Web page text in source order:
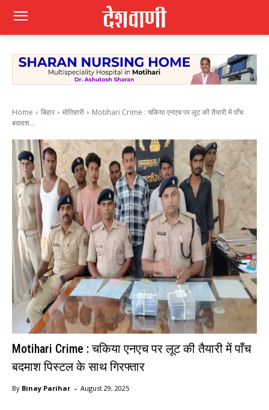
Home बिहार मोतिहारी
Motihari Crime : चकिया एनएच पर लूट की तैयारी में पाँच
बदमाश...
Motihari Crime : चकिया एनएच पर लूट की तैयारी में पाँच
बदमाश पिस्टल के साथ गिरफ्तार
By Binay Parihar - August 29, 2025